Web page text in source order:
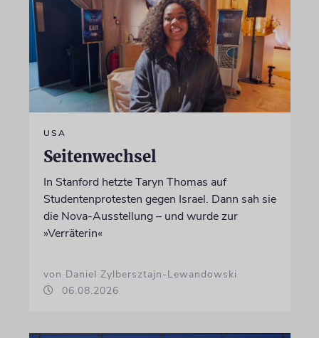
USA
Seitenwechsel
In Stanford hetzte Taryn Thomas auf
Studentenprotesten gegen Israel. Dann sah sie
die Nova-Ausstellung – und wurde zur
»Verräterin«
von Daniel Zylbersztajn-Lewandowski
06.08.2026